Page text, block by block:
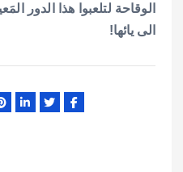
الوقاحة لتلعبوا هذا الدور
الى يائها!